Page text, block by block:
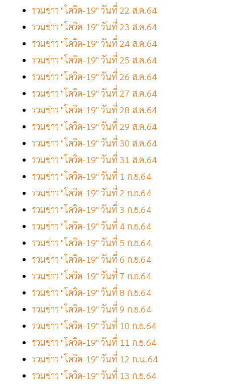
รวมข่าว "โควิด-19" วันที่ 22 ส.ค.64
รวมข่าว "โควิด-19" วันที่ 23 ส.ค.64
รวมข่าว "โควิด-19" วันที่ 24 ส.ค.64
รวมข่าว "โควิด-19" วันที่ 25 ส.ค.64
รวมข่าว "โควิด-19" วันที่ 26 ส.ค.64
รวมข่าว "โควิด-19" วันที่ 27 ส.ค.64
รวมข่าว "โควิด-19" วันที่ 28 ส.ค.64
รวมข่าว "โควิด-19" วันที่ 29 ส.ค.64
รวมข่าว "โควิด-19" วันที่ 30 ส.ค.64
รวมข่าว "โควิด-19" วันที่ 31 ส.ค.64
รวมข่าว "โควิด-19" วันที่ 1 ก.ย.64
รวมข่าว "โควิด-19" วันที่ 2 ก.ย.64
รวมข่าว "โควิด-19" วันที่ 3 ก.ย.64
รวมข่าว "โควิด-19" วันที่ 4 ก.ย.64
รวมข่าว "โควิด-19" วันที่ 5 ก.ย.64
รวมข่าว "โควิด-19" วันที่ 6 ก.ย.64
รวมข่าว "โควิด-19" วันที่ 7 ก.ย.64
รวมข่าว "โควิด-19" วันที่ 8 ก.ย.64
รวมข่าว "โควิด-19" วันที่ 9 ก.ย.64
รวมข่าว "โควิด-19" วันที่ 10 ก.ย.64
รวมข่าว "โควิด-19" วันที่ 11 ก.ย.64
รวมข่าว "โควิด-19" วันที่ 12 ก.น.64
รวมข่าว "โควิด-19" วันที่ 13 ก.ย.64